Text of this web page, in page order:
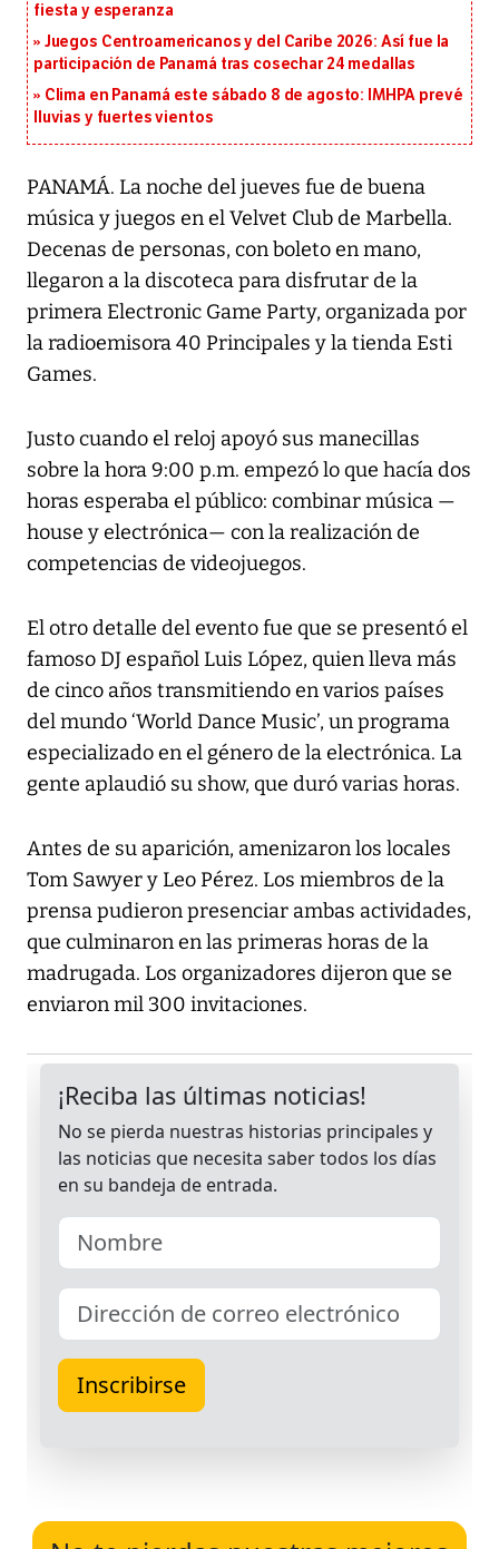
fiesta y esperanza
Juegos Centroamericanos y del Caribe 2026: Así fue la
participación de Panamá tras cosechar 24 medallas
Clima en Panamá este sábado 8 de agosto: IMHPA prevé
lluvias y fuertes vientos
PANAMÁ. La noche del jueves fue de buena
música y juegos en el Velvet Club de Marbella.
Decenas de personas, con boleto en mano,
llegaron a la discoteca para disfrutar de la
primera Electronic Game Party, organizada por
la radioemisora 40 Principales y la tienda Esti
Games.
Justo cuando el reloj apoyó sus manecillas
sobre la hora 9:00 p.m. empezó lo que hacía dos
horas esperaba el público: combinar música —
house y electrónica— con la realización de
competencias de videojuegos.
El otro detalle del evento fue que se presentó el
famoso DJ español Luis López, quien lleva más
de cinco años transmitiendo en varios países
del mundo ‘World Dance Music’, un programa
especializado en el género de la electrónica. La
gente aplaudió su show, que duró varias horas.
Antes de su aparición, amenizaron los locales
Tom Sawyer y Leo Pérez. Los miembros de la
prensa pudieron presenciar ambas actividades,
que culminaron en las primeras horas de la
madrugada. Los organizadores dijeron que se
enviaron mil 300 invitaciones.